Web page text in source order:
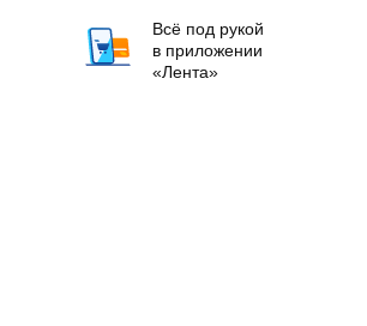
Всё под рукой
в приложении
«Лента»